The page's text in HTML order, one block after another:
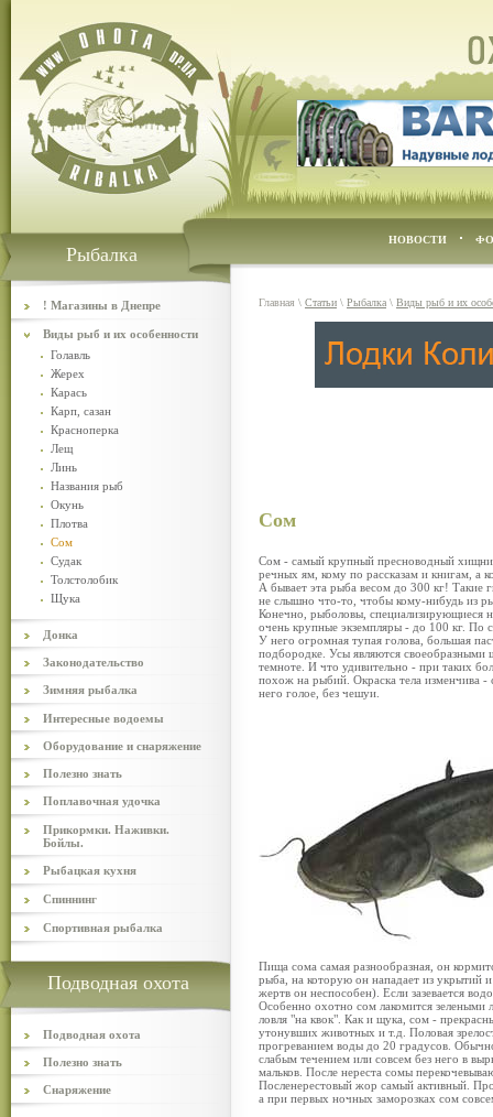
Рыбалка
НОВОСТИ
! Магазины в Днепре
Виды рыб и их особенности
Голавль
Жерех
Карась
Карп, сазан
Красноперка
Лещ
Линь
Названия рыб
Окунь
Плотва
Сом
Судак
Толстолобик
Щука
Донка
Законодательство
Зимняя рыбалка
Интересные водоемы
Оборудование и снаряжение
Полезно знать
Поплавочная удочка
Прикормки. Наживки.
Бойлы.
Рыбацкая кухня
Спиннинг
Спортивная рыбалка
Подводная охота
Подводная охота
Полезно знать
Снаряжение
Главная \ Статьи \ Рыбалка \ Виды рыб и их
Сом
Сом - самый крупный пресноводный
речных ям, кому по рассказам и книгам, а
А бывает эта рыба весом до 300 кг! Такие
не слышно что-то, чтобы кому-нибудь из
Конечно, рыболовы, специализирующиеся
очень крупные экземпляры - до 100 кг. По
У него огромная тупая голова, большая
подбородке. Усы являются
темноте. И что удивительно - при таких
похож на рыбий. Окраска тела изменчива
него голое, без чешуи.
Пища сома самая разнообразная, он
рыба, на которую он нападает из укрытий
жертв он неспособен). Если зазевается
Особенно охотно сом лакомится зелеными
ловля "на квок". Как и щука, сом -
утонувших животных и т.д. Половая
прогреванием воды до 20 градусов.
слабым течением или совсем без него в
мальков. После нереста сомы
Посленерестовый жор самый активный.
а при первых ночных заморозках сом